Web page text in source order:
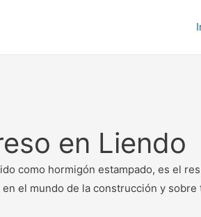
en Liendo
como hormigón estampado, es el
el mundo de la construcción y